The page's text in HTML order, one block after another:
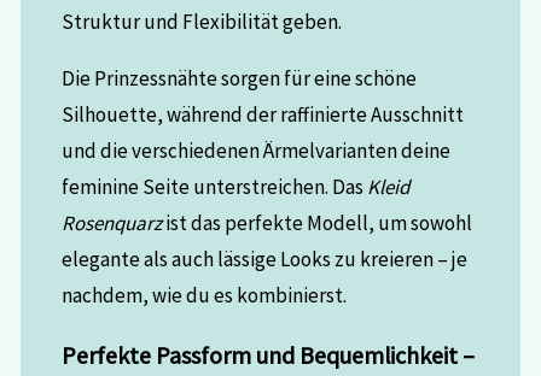
Struktur und Flexibilität geben.
Die Prinzessnähte sorgen für eine schöne
Silhouette, während der raffinierte Ausschnitt
und die verschiedenen Ärmelvarianten deine
feminine Seite unterstreichen. Das Kleid
Rosenquarzist das perfekte Modell, um sowohl
elegante als auch lässige Looks zu kreieren – je
nachdem, wie du es kombinierst.
Perfekte Passform und Bequemlichkeit –